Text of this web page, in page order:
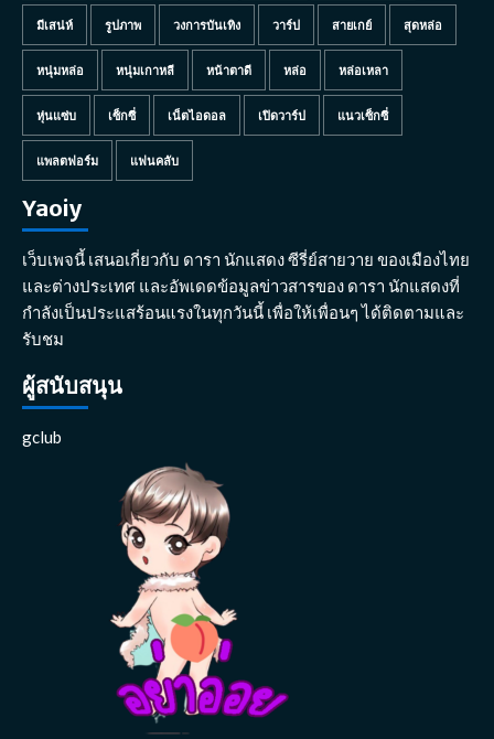
มีเสน่ห์ รูปภาพ วงการบันเทิง วาร์ป สายเกย์ สุดหล่อ
หนุ่มหล่อ หนุ่มเกาหลี หน้าตาดี หล่อ หล่อเหลา
หุ่นแซ่บ เซ็กซี่ เน็ตไอดอล เปิดวาร์ป แนวเซ็กซี่
แพลตฟอร์ม แฟนคลับ
Yaoiy
เว็บเพจนี้ เสนอเกี่ยวกับ ดารา นักแสดง ซีรี่ย์สายวาย ของเมืองไทย
และต่างประเทศ และอัพเดดข้อมูลข่าวสารของ ดารา นักแสดงที่
กำลังเป็นประแสร้อนแรงในทุกวันนี้ เพื่อให้เพื่อนๆ ได้ติดตามและ
รับชม
ผู้สนับสนุน
gclub